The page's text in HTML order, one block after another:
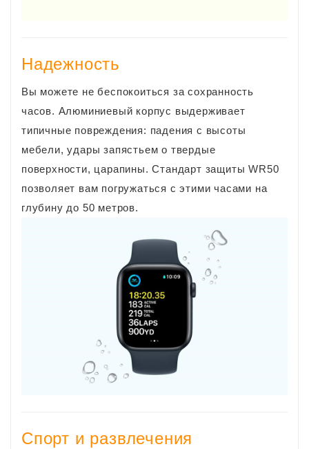
Надежность
Вы можете не беспокоиться за сохранность
часов. Алюминиевый корпус выдерживает
типичные повреждения: падения с высоты
мебели, удары запястьем о твердые
поверхности, царапины. Стандарт защиты WR50
позволяет вам погружаться с этими часами на
глубину до 50 метров.
Спорт и развлечения